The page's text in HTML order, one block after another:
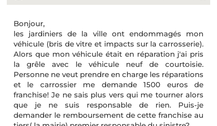
Bonjour,
les jardiniers de la ville ont endommagés mon
véhicule (bris de vitre et impacts sur la carrosserie).
Alors que mon véhicule était en réparation j'ai pris
la grêle avec le véhicule neuf de courtoisie.
Personne ne veut prendre en charge les réparations
et le carrossier me demande 1500 euros de
franchise! Je ne sais plus vers qui me tourner alors
que je ne suis responsable de rien. Puis-je
demander le remboursement de cette franchise au